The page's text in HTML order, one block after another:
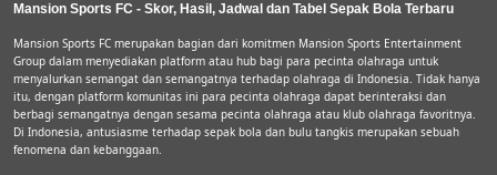
Mansion Sports FC - Skor, Hasil, Jadwal dan Tabel Sepak Bola Terbaru
Mansion Sports FC merupakan bagian dari komitmen Mansion Sports Entertainment
Group dalam menyediakan platform atau hub bagi para pecinta olahraga untuk
menyalurkan semangat dan semangatnya terhadap olahraga di Indonesia. Tidak hanya
itu, dengan platform komunitas ini para pecinta olahraga dapat berinteraksi dan
berbagi semangatnya dengan sesama pecinta olahraga atau klub olahraga favoritnya.
Di Indonesia, antusiasme terhadap sepak bola dan bulu tangkis merupakan sebuah
fenomena dan kebanggaan.